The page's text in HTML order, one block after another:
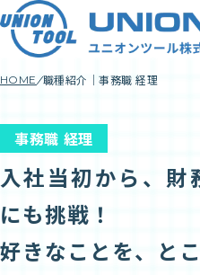
HOME 職種紹介｜事務職 経理
事務職 経理
入社当初から、財
にも挑戦！
好きなことを、と